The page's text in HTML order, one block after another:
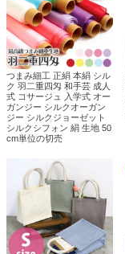
つまみ細工 正絹 本絹 シル
ク 羽二重四匁 和手芸 成人
式 コサージュ 入学式 オー
ガンジー シルクオーガン
ジー シルクジョーゼット
シルクシフォン 絹 生地 50
cm単位の切売